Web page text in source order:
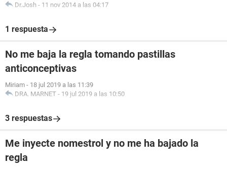
Dr.Josh - 11 nov 2014 a las 04:17
1 respuesta
No me baja la regla tomando pastillas
anticonceptivas
Miriam - 18 jul 2019 a las 11:39
DRA. MARNET - 19 jul 2019 a las 10:50
3 respuestas
Me inyecte nomestrol y no me ha bajado la
regla